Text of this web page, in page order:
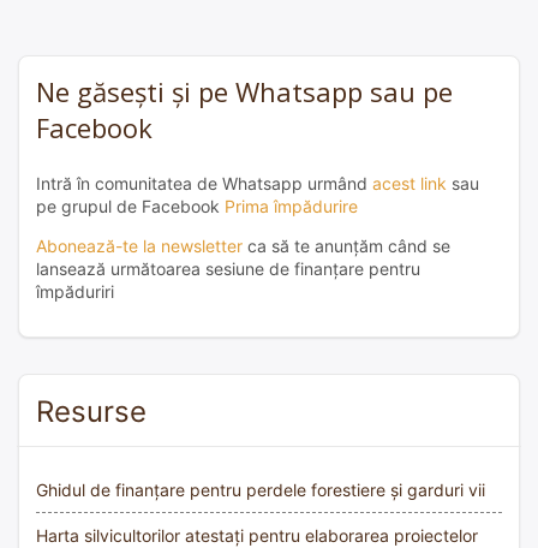
Ne găsești și pe Whatsapp sau pe
Facebook
Intră în comunitatea de Whatsapp urmând acest link sau
pe grupul de Facebook Prima împădurire
Abonează-te la newsletter ca să te anunțăm când se
lansează următoarea sesiune de finanțare pentru
împăduriri
Resurse
Ghidul de finanțare pentru perdele forestiere și garduri vii
Harta silvicultorilor atestați pentru elaborarea proiectelor